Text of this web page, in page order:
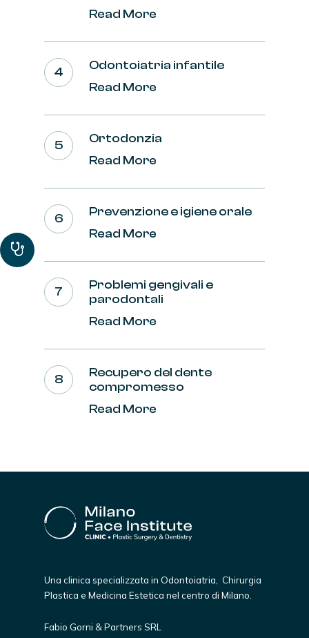
Read More
Odontoiatria infantile
Read More
Ortodonzia
Read More
Prevenzione e igiene orale
Read More
Problemi gengivali e
parodontali
Read More
Recupero del dente
compromesso
Read More
Una clinica specializzata in Odontoiatria, Chirurgia
Plastica e Medicina Estetica nel centro di Milano.
Fabio Gorni & Partners SRL